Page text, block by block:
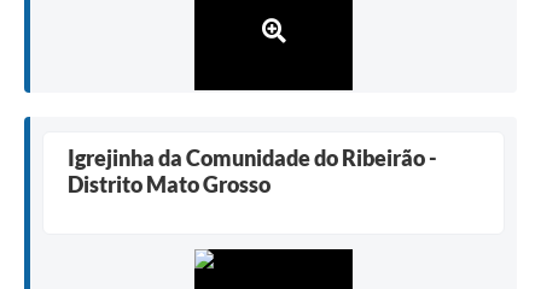
Igrejinha da Comunidade do Ribeirão -
Distrito Mato Grosso